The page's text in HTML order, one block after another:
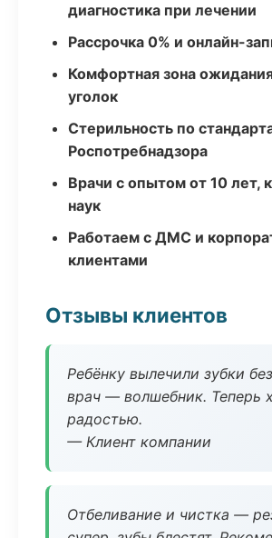
диагностика при лечении
Рассрочка 0% и онлайн-
Комфортная зона
уголок
Стерильность по
Роспотребнадзора
Врачи с опытом от 10 лет,
наук
Работаем с ДМС и
клиентами
Отзывы клиентов
Ребёнку вылечили зубки
врач — волшебник. Теперь
радостью.
— Клиент компании
Отбеливание и чистка —